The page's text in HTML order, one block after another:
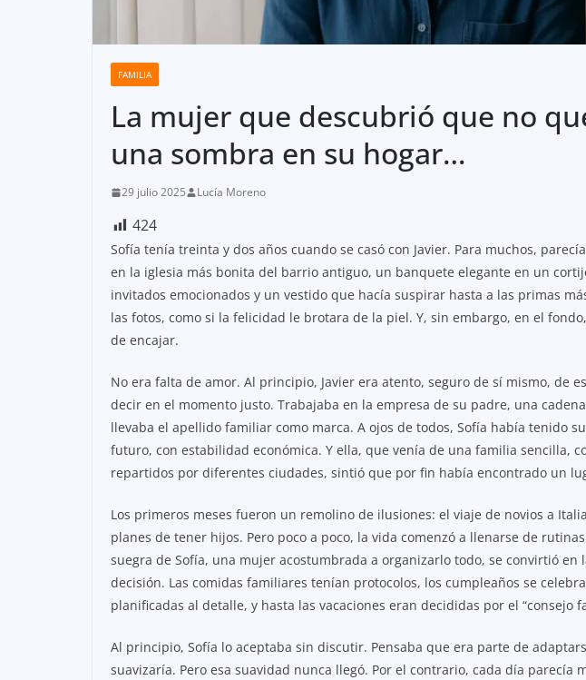
FAMILIA
La mujer que descubrió que no
una sombra en su hogar…
29 julio 2025 Lucía Moreno
424
Sofía tenía treinta y dos años cuando se casó con Javier. Para muchos,
en la iglesia más bonita del barrio antiguo, un banquete elegante en un
invitados emocionados y un vestido que hacía suspirar hasta a las primas
las fotos, como si la felicidad le brotara de la piel. Y, sin embargo, en el
de encajar.
No era falta de amor. Al principio, Javier era atento, seguro de sí mismo, de
decir en el momento justo. Trabajaba en la empresa de su padre, una
llevaba el apellido familiar como marca. A ojos de todos, Sofía había tenido
futuro, con estabilidad económica. Y ella, que venía de una familia sencilla,
repartidos por diferentes ciudades, sintió que por fin había encontrado un
Los primeros meses fueron un remolino de ilusiones: el viaje de novios a
planes de tener hijos. Pero poco a poco, la vida comenzó a llenarse de
suegra de Sofía, una mujer acostumbrada a organizarlo todo, se convirtió en
decisión. Las comidas familiares tenían protocolos, los cumpleaños se
planificadas al detalle, y hasta las vacaciones eran decididas por el “consejo
Al principio, Sofía lo aceptaba sin discutir. Pensaba que era parte de
suavizaría. Pero esa suavidad nunca llegó. Por el contrario, cada día parecía